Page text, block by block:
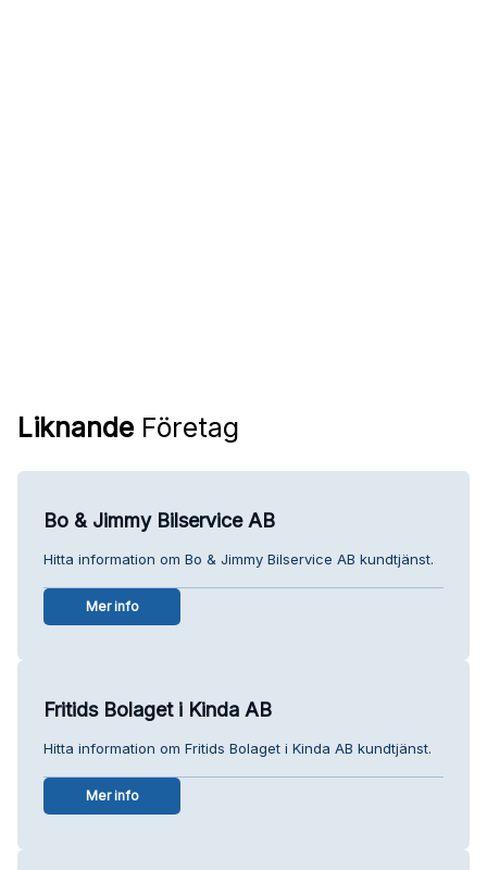
Liknande Företag
Bo & Jimmy Bilservice AB
Hitta information om Bo & Jimmy Bilservice AB kundtjänst.
Mer info
Fritids Bolaget i Kinda AB
Hitta information om Fritids Bolaget i Kinda AB kundtjänst.
Mer info